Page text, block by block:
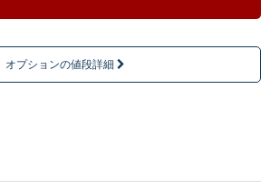
オプションの値段詳細